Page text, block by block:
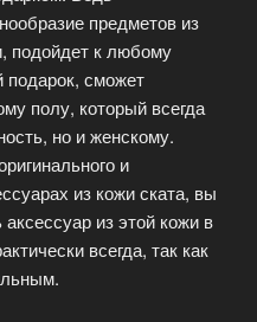
предметов из
подойдет к любому
подарок, сможет
полу, который всегда
но и женскому.
и
из кожи ската, вы
из этой кожи в
всегда, так как